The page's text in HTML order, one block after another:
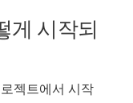
게 시작되
젝트에서 시작